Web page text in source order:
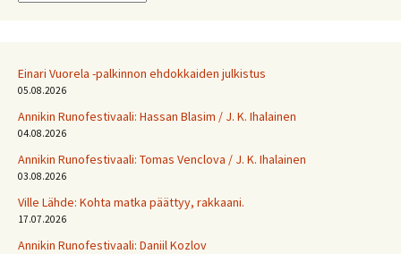
Einari Vuorela -palkinnon ehdokkaiden julkistus
05.08.2026
Annikin Runofestivaali: Has­san Bla­sim / J. K. Ihalainen
04.08.2026
Annikin Runofestivaali: Tomas Venclova / J. K. Ihalainen
03.08.2026
Ville Lähde: Kohta matka päättyy, rakkaani.
17.07.2026
Annikin Runofestivaali: Daniil Kozlov